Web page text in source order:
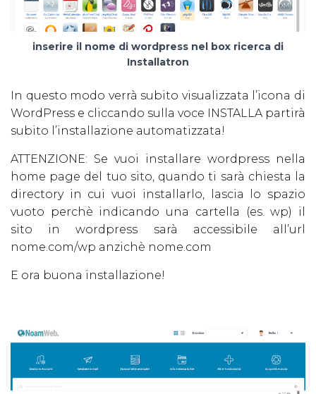
inserire il nome di wordpress nel box ricerca di
Installatron
In questo modo verrà subito visualizzata l’icona di
WordPress e cliccando sulla voce INSTALLA partirà
subito l’installazione automatizzata!
ATTENZIONE: Se vuoi installare wordpress nella
home page del tuo sito, quando ti sarà chiesta la
directory in cui vuoi installarlo, lascia lo spazio
vuoto perchè indicando una cartella (es. wp) il
sito in wordpress sarà accessibile all’url
nome.com/wp anzichè nome.com
E ora buona installazione!